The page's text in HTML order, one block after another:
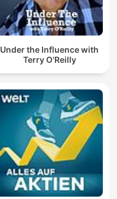
Under the Influence with
Terry O'Reilly